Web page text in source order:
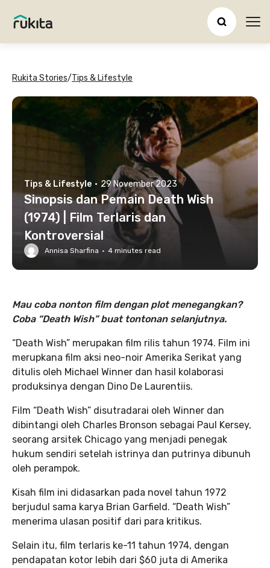
Rukita Stories/Tips & Lifestyle
Tips & Lifestyle · 29 November 2023
Sinopsis dan Pemain Death Wish
(1974) | Film Terlaris dan
Kontroversial
Annisa Sharfina · 4 minutes read
Mau coba nonton film dengan plot menegangkan?
Coba “Death Wish” buat tontonan selanjutnya.
“Death Wish” merupakan film rilis tahun 1974. Film ini
merupkana film aksi neo-noir Amerika Serikat yang
ditulis oleh Michael Winner dan hasil kolaborasi
produksinya dengan Dino De Laurentiis.
Film “Death Wish” disutradarai oleh Winner dan
dibintangi oleh Charles Bronson sebagai Paul Kersey,
seorang arsitek Chicago yang menjadi penegak
hukum sendiri setelah istrinya dan putrinya dibunuh
oleh perampok.
Kisah film ini didasarkan pada novel tahun 1972
berjudul sama karya Brian Garfield. “Death Wish”
menerima ulasan positif dari para kritikus.
Selain itu, film terlaris ke-11 tahun 1974, dengan
pendapatan kotor lebih dari $60 juta di Amerika